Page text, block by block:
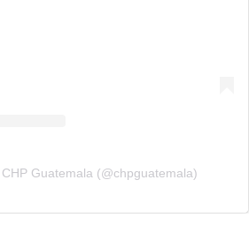
Guatemala (@chpguatemala)